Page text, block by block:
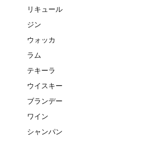
リキュール
ジン
ウォッカ
ラム
テキーラ
ウイスキー
ブランデー
ワイン
シャンパン